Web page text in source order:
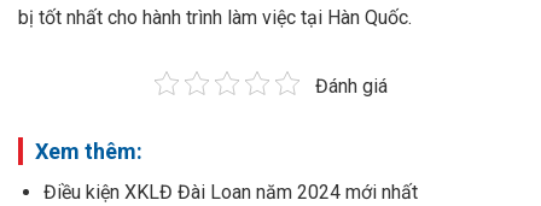
bị tốt nhất cho hành trình làm việc tại Hàn Quốc.
Đánh giá
Xem thêm:
Điều kiện XKLĐ Đài Loan năm 2024 mới nhất